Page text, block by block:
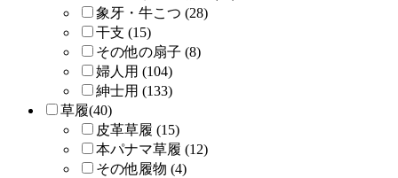
象牙・牛こつ (28)
干支 (15)
その他の扇子 (8)
婦人用 (104)
紳士用 (133)
草履(40)
皮革草履 (15)
本パナマ草履 (12)
その他履物 (4)